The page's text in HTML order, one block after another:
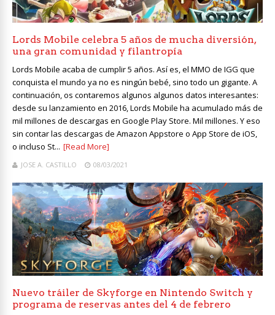
Lords Mobile celebra 5 años de mucha diversión,
una gran comunidad y filantropía
Lords Mobile acaba de cumplir 5 años. Así es, el MMO de IGG que
conquista el mundo ya no es ningún bebé, sino todo un gigante. A
continuación, os contaremos algunos algunos datos interesantes:
desde su lanzamiento en 2016, Lords Mobile ha acumulado más de
mil millones de descargas en Google Play Store. Mil millones. Y eso
sin contar las descargas de Amazon Appstore o App Store de iOS,
o incluso St... [Read More]
JOSE A. CASTILLO 08/03/2021
Nuevo tráiler de Skyforge en Nintendo Switch y
programa de reservas antes del 4 de febrero